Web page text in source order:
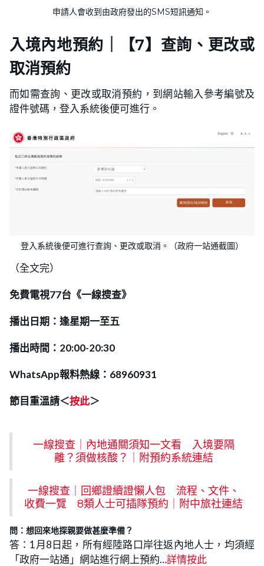
申請人會收到由政府發出的SMS短訊通知。
入境內地預約｜【7】查詢、更改或
取消預約
而如需查詢、更改或取消預約，到網站輸入參考編號及
證件號碼，登入系統後便可進行。
登入系統後便可進行查詢、更改或取消。（政府一站通截圖）
（全文完）
免費電視77台《一線搜查》
播出日期：逢星期一至五
播出時間：20:00-20:30
WhatsApp報料熱線：68960931
節目重溫請＜按此＞
一線搜查｜內地通關須知一文看‎ 入境要隔
離？須做核酸？｜附預約系統連結
一線搜查｜回鄉證續證懶人包‎ 流程、文件、
收費一覽 8類人士可插隊預約｜附中旅社連結
問：想回來地探親要做甚麼準備？
答：1月8日起，所有經陸路口岸往返內地人士，均須經
「政府一站通」網站進行網上預約…詳情按此